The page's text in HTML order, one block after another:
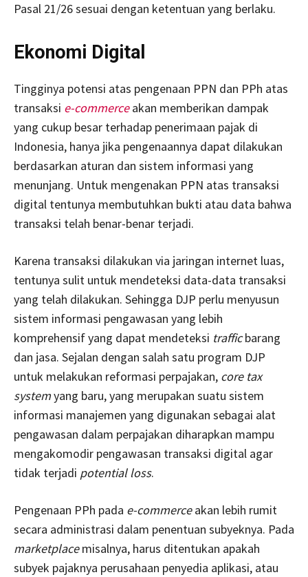
Pasal 21/26 sesuai dengan ketentuan yang berlaku.
Ekonomi Digital
Tingginya potensi atas pengenaan PPN dan PPh atas
transaksi e-commerceakan memberikan dampak
yang cukup besar terhadap penerimaan pajak di
Indonesia, hanya jika pengenaannya dapat dilakukan
berdasarkan aturan dan sistem informasi yang
menunjang. Untuk mengenakan PPN atas transaksi
digital tentunya membutuhkan bukti atau data bahwa
transaksi telah benar-benar terjadi.
Karena transaksi dilakukan via jaringan internet luas,
tentunya sulit untuk mendeteksi data-data transaksi
yang telah dilakukan. Sehingga DJP perlu menyusun
sistem informasi pengawasan yang lebih
komprehensif yang dapat mendeteksi trafficbarang
dan jasa. Sejalan dengan salah satu program DJP
untuk melakukan reformasi perpajakan, core tax
systemyang baru, yang merupakan suatu sistem
informasi manajemen yang digunakan sebagai alat
pengawasan dalam perpajakan diharapkan mampu
mengakomodir pengawasan transaksi digital agar
tidak terjadi potential loss.
Pengenaan PPh pada e-commerceakan lebih rumit
secara administrasi dalam penentuan subyeknya. Pada
marketplacemisalnya, harus ditentukan apakah
subyek pajaknya perusahaan penyedia aplikasi, atau